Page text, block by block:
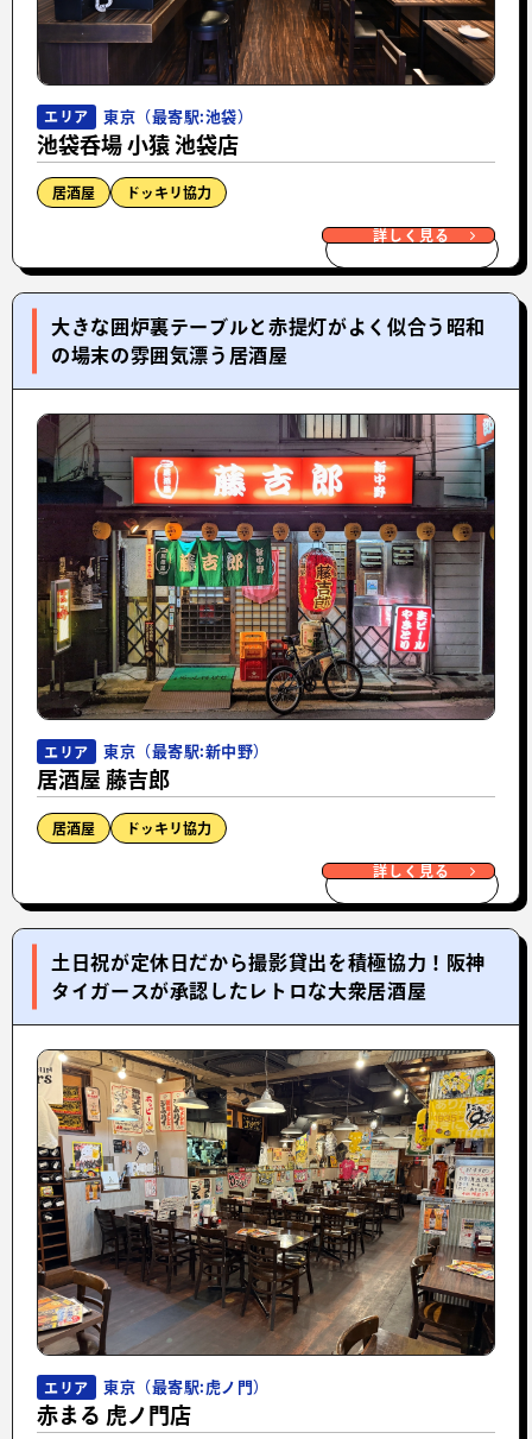
エリア 東京（最寄駅:池袋）
池袋呑場 小猿 池袋店
居酒屋 ドッキリ協力
詳しく見る
大きな囲炉裏テーブルと赤提灯がよく似合う昭和
の場末の雰囲気漂う居酒屋
エリア 東京（最寄駅:新中野）
居酒屋 藤吉郎
居酒屋 ドッキリ協力
詳しく見る
土日祝が定休日だから撮影貸出を積極協力！阪神
タイガースが承認したレトロな大衆居酒屋
エリア 東京（最寄駅:虎ノ門）
赤まる 虎ノ門店